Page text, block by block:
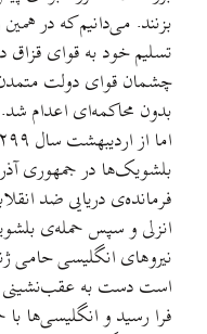
بزنند. می‌دانیم که در
تسلیم خود به قوای قزاق
چشمان قوای دولت
بدون محاکمه‌ای اعدام شد.
بلشویک‌ها در جمهوری
فرمانده‌ی دریایی ضد
انزلی و سپس حمله‌ی
نیروهای انگلیسی حامی
است دست به عقب‌نشینی
فرا رسید و انگلیسی‌ها